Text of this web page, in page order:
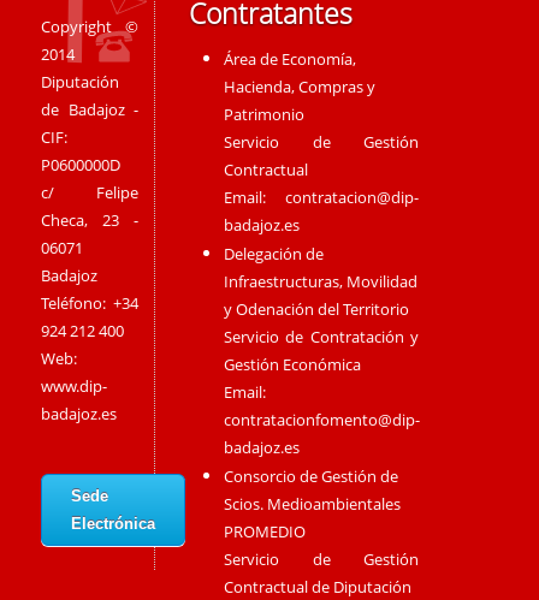
Copyright ©
2014
Diputación
de Badajoz -
CIF:
P0600000D
c/ Felipe
Checa, 23 -
06071
Badajoz
Teléfono: +34
924 212 400
Web:
www.dip-
badajoz.es
Sede
Electrónica
Contratantes
Área de Economía,
Hacienda, Compras y
Patrimonio
Servicio de Gestión
Contractual
Email:contratacion@dip-
badajoz.es
Delegación de
Infraestructuras, Movilidad
y Odenación del Territorio
Servicio de Contratación y
Gestión Económica
Email:
contratacionfomento@dip-
badajoz.es
Consorcio de Gestión de
Scios. Medioambientales
PROMEDIO
Servicio de Gestión
Contractual de Diputación